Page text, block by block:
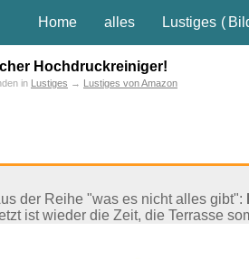
Home alles Lustiges (
Hochdruckreiniger!
in Lustiges → Lustiges von Amazon
der Reihe "was es nicht alles gibt":
ist wieder die Zeit, die Terrasse